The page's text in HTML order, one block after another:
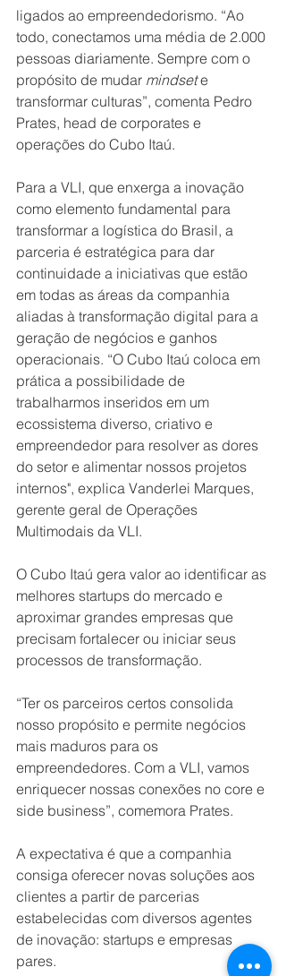
ligados ao empreendedorismo. “Ao
todo, conectamos uma média de 2.000
pessoas diariamente. Sempre com o
propósito de mudar mindset e
transformar culturas”, comenta Pedro
Prates, head de corporates e
operações do Cubo Itaú.
Para a VLI, que enxerga a inovação
como elemento fundamental para
transformar a logística do Brasil, a
parceria é estratégica para dar
continuidade a iniciativas que estão
em todas as áreas da companhia
aliadas à transformação digital para a
geração de negócios e ganhos
operacionais. “O Cubo Itaú coloca em
prática a possibilidade de
trabalharmos inseridos em um
ecossistema diverso, criativo e
empreendedor para resolver as dores
do setor e alimentar nossos projetos
internos", explica Vanderlei Marques,
gerente geral de Operações
Multimodais da VLI.
O Cubo Itaú gera valor ao identificar as
melhores startups do mercado e
aproximar grandes empresas que
precisam fortalecer ou iniciar seus
processos de transformação.
“Ter os parceiros certos consolida
nosso propósito e permite negócios
mais maduros para os
empreendedores. Com a VLI, vamos
enriquecer nossas conexões no core e
side business”, comemora Prates.
A expectativa é que a companhia
consiga oferecer novas soluções aos
clientes a partir de parcerias
estabelecidas com diversos agentes
de inovação: startups e empresas
pares.